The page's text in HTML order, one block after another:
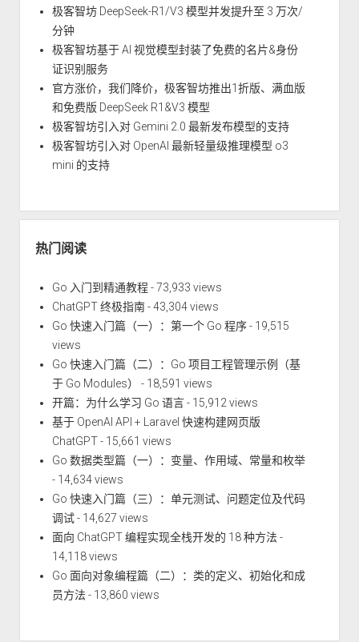
极客智坊 DeepSeek-R1/V3 模型并发提升至 3 万次/
分钟
极客智坊基于 AI 视觉模型封装了免费的名片&身份
证识别服务
官方涨价，我们降价，极客智坊推出1折版、满血版
和免费版 DeepSeek R1&V3 模型
极客智坊引入对 Gemini 2.0 最新发布模型的支持
极客智坊引入对 OpenAI 最新轻量级推理模型 o3
mini 的支持
热门阅读
Go 入门到精通教程- 73,933 views
ChatGPT 终极指南- 43,304 views
Go 快速入门篇（一）：第一个 Go 程序- 19,515
views
Go 快速入门篇（二）：Go 项目工程管理示例（基
于 Go Modules）
- 18,591 views
开篇：为什么学习 Go 语言- 15,912 views
基于 OpenAI API + Laravel 快速构建网页版
ChatGPT- 15,661 views
Go 数据类型篇（一）：变量、作用域、常量和枚举
- 14,634 views
Go 快速入门篇（三）：单元测试、问题定位及代码
调试- 14,627 views
面向 ChatGPT 编程实现全栈开发的 18 种方法-
14,118 views
Go 面向对象编程篇（二）：类的定义、初始化和成
员方法- 13,860 views